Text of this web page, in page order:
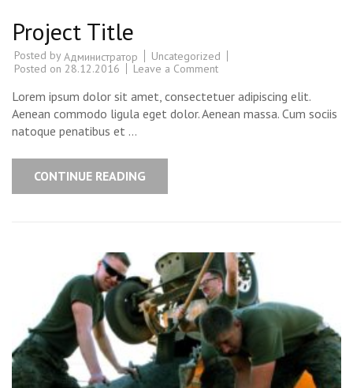
Project Title
Posted by Администратор
Uncategorized
Posted on 28.12.2016 Leave a Comment
Lorem ipsum dolor sit amet, consectetuer adipiscing elit.
Aenean commodo ligula eget dolor. Aenean massa. Cum sociis
natoque penatibus et …
CONTINUE READING